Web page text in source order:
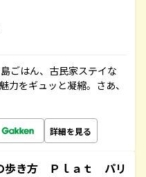
ごはん、古民家ステイな
力をギュッと凝縮。さあ、
詳細を見る
歩き方 Ｐｌａｔ パリ